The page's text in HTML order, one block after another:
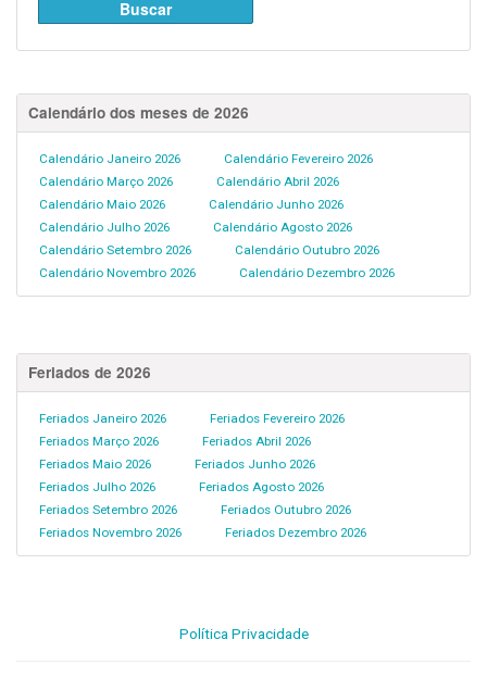
Calendário dos meses de 2026
Calendário Janeiro 2026
Calendário Fevereiro 2026
Calendário Março 2026
Calendário Abril 2026
Calendário Maio 2026
Calendário Junho 2026
Calendário Julho 2026
Calendário Agosto 2026
Calendário Setembro 2026
Calendário Outubro 2026
Calendário Novembro 2026
Calendário Dezembro 2026
Feriados de 2026
Feriados Janeiro 2026
Feriados Fevereiro 2026
Feriados Março 2026
Feriados Abril 2026
Feriados Maio 2026
Feriados Junho 2026
Feriados Julho 2026
Feriados Agosto 2026
Feriados Setembro 2026
Feriados Outubro 2026
Feriados Novembro 2026
Feriados Dezembro 2026
Política Privacidade